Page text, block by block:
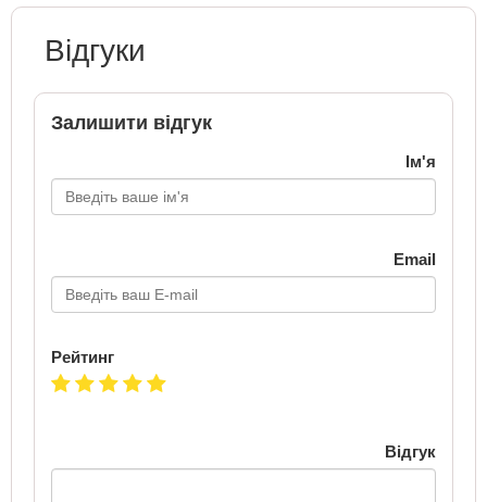
Відгуки
Залишити відгук
Ім'я
Email
Рейтинг
Відгук